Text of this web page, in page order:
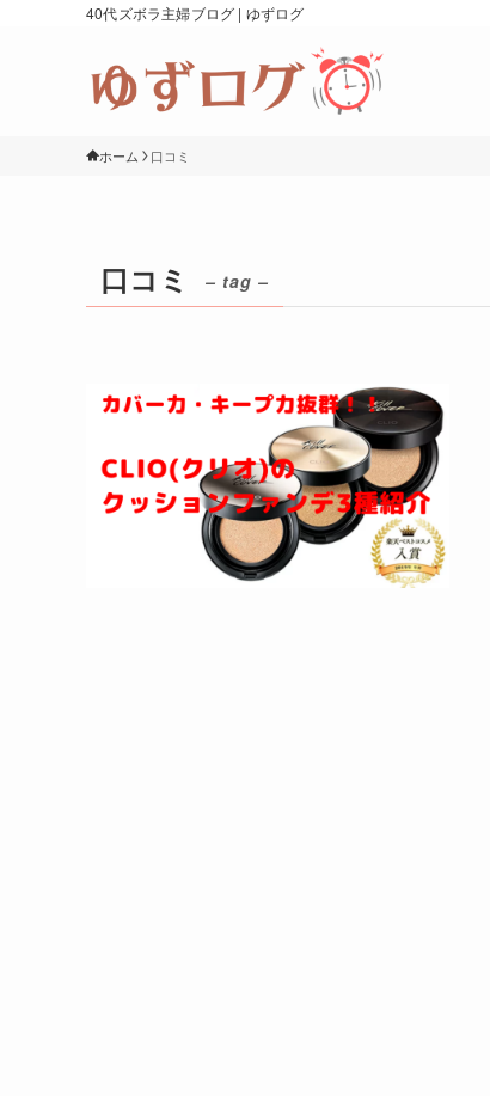
40代ズボラ主婦ブログ | ゆずログ
ホーム 口コミ
口コミ – tag –